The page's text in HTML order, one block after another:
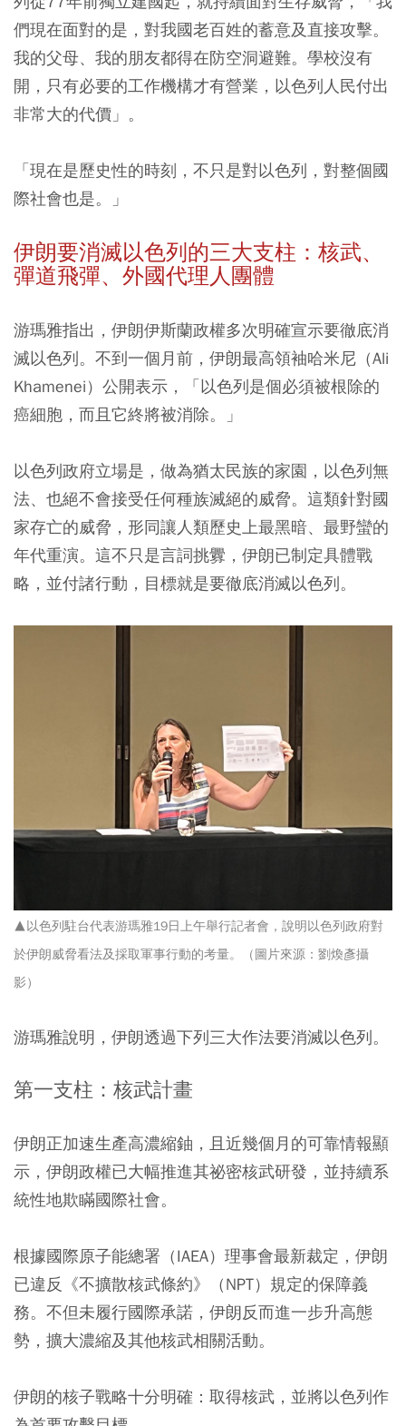
們現在面對的是，對我國老百姓的蓄意及直接攻擊。
我的父母、我的朋友都得在防空洞避難。學校沒有
開，只有必要的工作機構才有營業，以色列人民付出
非常大的代價」。
「現在是歷史性的時刻，不只是對以色列，對整個國
際社會也是。」
伊朗要消滅以色列的三大支柱：核武、
彈道飛彈、外國代理人團體
游瑪雅指出，伊朗伊斯蘭政權多次明確宣示要徹底消
滅以色列。不到一個月前，伊朗最高領袖哈米尼（Ali
Khamenei）公開表示，「以色列是個必須被根除的
癌細胞，而且它終將被消除。」
以色列政府立場是，做為猶太民族的家園，以色列無
法、也絕不會接受任何種族滅絕的威脅。這類針對國
家存亡的威脅，形同讓人類歷史上最黑暗、最野蠻的
年代重演。這不只是言詞挑釁，伊朗已制定具體戰
略，並付諸行動，目標就是要徹底消滅以色列。
▲以色列駐台代表游瑪雅19日上午舉行記者會，說明以色列政府對
於伊朗威脅看法及採取軍事行動的考量。（圖片來源：劉煥彥攝
影）
游瑪雅說明，伊朗透過下列三大作法要消滅以色列。
第一支柱：核武計畫
伊朗正加速生產高濃縮鈾，且近幾個月的可靠情報顯
示，伊朗政權已大幅推進其祕密核武研發，並持續系
統性地欺瞞國際社會。
根據國際原子能總署（IAEA）理事會最新裁定，伊朗
已違反《不擴散核武條約》（NPT）規定的保障義
務。不但未履行國際承諾，伊朗反而進一步升高態
勢，擴大濃縮及其他核武相關活動。
伊朗的核子戰略十分明確：取得核武，並將以色列作